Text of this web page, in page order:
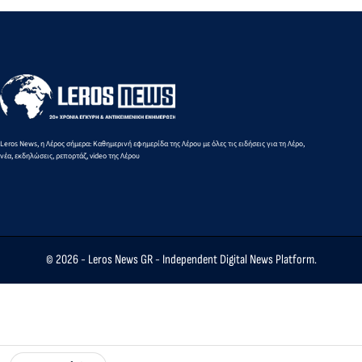
«Αυτό το
απώλεια
Leros News, η Λέρος σήμερα: Καθημερινή εφημερίδα της Λέρου με όλες τις ειδήσεις για τη Λέρο,
νέα, εκδηλώσεις, ρεπορτάζ, video της Λέρου
© 2026 - Leros News GR- Independent Digital News Platform.